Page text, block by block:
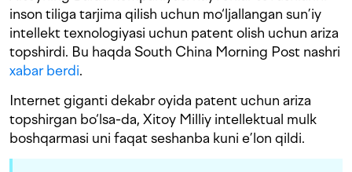
inson tiliga tarjima qilish uchun mo‘ljallangan sun’iy
intellekt texnologiyasi uchun patent olish uchun ariza
topshirdi. Bu haqda South China Morning Post nashri
xabar berdi.
Internet giganti dekabr oyida patent uchun ariza
topshirgan bo‘lsa-da, Xitoy Milliy intellektual mulk
boshqarmasi uni faqat seshanba kuni e’lon qildi.